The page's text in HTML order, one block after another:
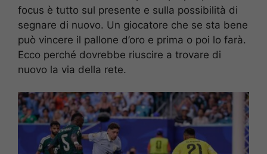
focus è tutto sul presente e sulla possibilità di
segnare di nuovo. Un giocatore che se sta bene
può vincere il pallone d’oro e prima o poi lo farà.
Ecco perché dovrebbe riuscire a trovare di
nuovo la via della rete.